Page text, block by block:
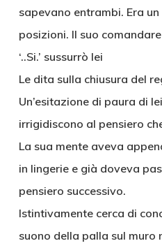
sapevano entrambi. Era
posizioni. Il suo
‘..Si.’ sussurrò lei
Le dita sulla chiusura del
Un’esitazione di paura di
irrigidiscono al pensiero
La sua mente aveva
in lingerie e già doveva
pensiero successivo.
Istintivamente cerca di
suono della palla sul muro